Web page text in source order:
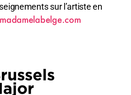
sur l’artiste en